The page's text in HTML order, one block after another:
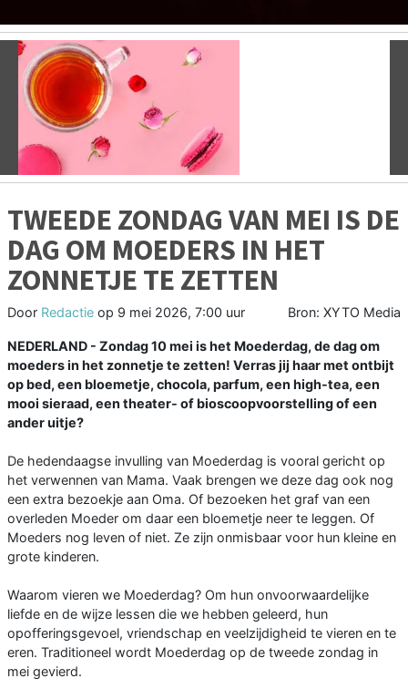
Vorige
TWEEDE ZONDAG VAN MEI IS DE
DAG OM MOEDERS IN HET
ZONNETJE TE ZETTEN
Door Redactie op 9 mei 2026, 7:00 uur Bron: XYTO Media
NEDERLAND - Zondag 10 mei is het Moederdag, de dag om
moeders in het zonnetje te zetten! Verras jij haar met ontbijt
op bed, een bloemetje, chocola, parfum, een high-tea, een
mooi sieraad, een theater- of bioscoopvoorstelling of een
ander uitje?
De hedendaagse invulling van Moederdag is vooral gericht op
het verwennen van Mama. Vaak brengen we deze dag ook nog
een extra bezoekje aan Oma. Of bezoeken het graf van een
overleden Moeder om daar een bloemetje neer te leggen. Of
Moeders nog leven of niet. Ze zijn onmisbaar voor hun kleine en
grote kinderen.
Waarom vieren we Moederdag? Om hun onvoorwaardelijke
liefde en de wijze lessen die we hebben geleerd, hun
opofferingsgevoel, vriendschap en veelzijdigheid te vieren en te
eren. Traditioneel wordt Moederdag op de tweede zondag in
mei gevierd.